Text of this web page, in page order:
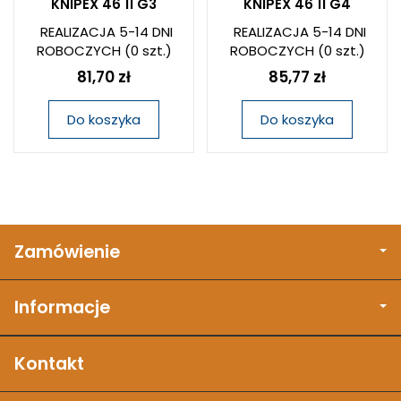
KNIPEX 46 11 G3
REALIZACJA 5-14 DNI
ROBOCZYCH(0 szt.)
81,70 zł
Do koszyka
KNIPEX 46 11 G4
REALIZACJA 5-14 DNI
ROBOCZYCH(0 szt.)
85,77 zł
Do koszyka
Zamówienie
Informacje
Kontakt